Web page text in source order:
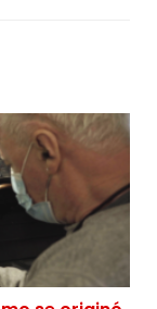
se originó el